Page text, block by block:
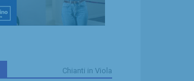
Chianti in Viola